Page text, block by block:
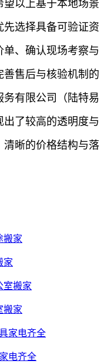
以上基于本地场景
选择具备可验证资
、确认现场考察与
售后与核验机制的
有限公司（陆特易
了较高的透明度与
晰的价格结构与落
家
搬家
电齐全